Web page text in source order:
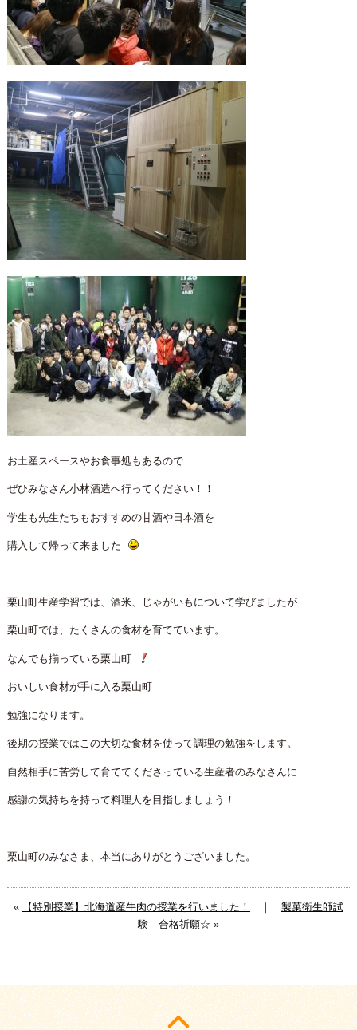
お土産スペースやお食事処もあるので
ぜひみなさん小林酒造へ行ってください！！
学生も先生たちもおすすめの甘酒や日本酒を
購入して帰って来ました
栗山町生産学習では、酒米、じゃがいもについて学びましたが
栗山町では、たくさんの食材を育てています。
なんでも揃っている栗山町
おいしい食材が手に入る栗山町
勉強になります。
後期の授業ではこの大切な食材を使って調理の勉強をします。
自然相手に苦労して育ててくださっている生産者のみなさんに
感謝の気持ちを持って料理人を目指しましょう！
栗山町のみなさま、本当にありがとうございました。
« 【特別授業】北海道産牛肉の授業を行いました！ ｜ 製菓衛生師試
験 合格祈願☆ »